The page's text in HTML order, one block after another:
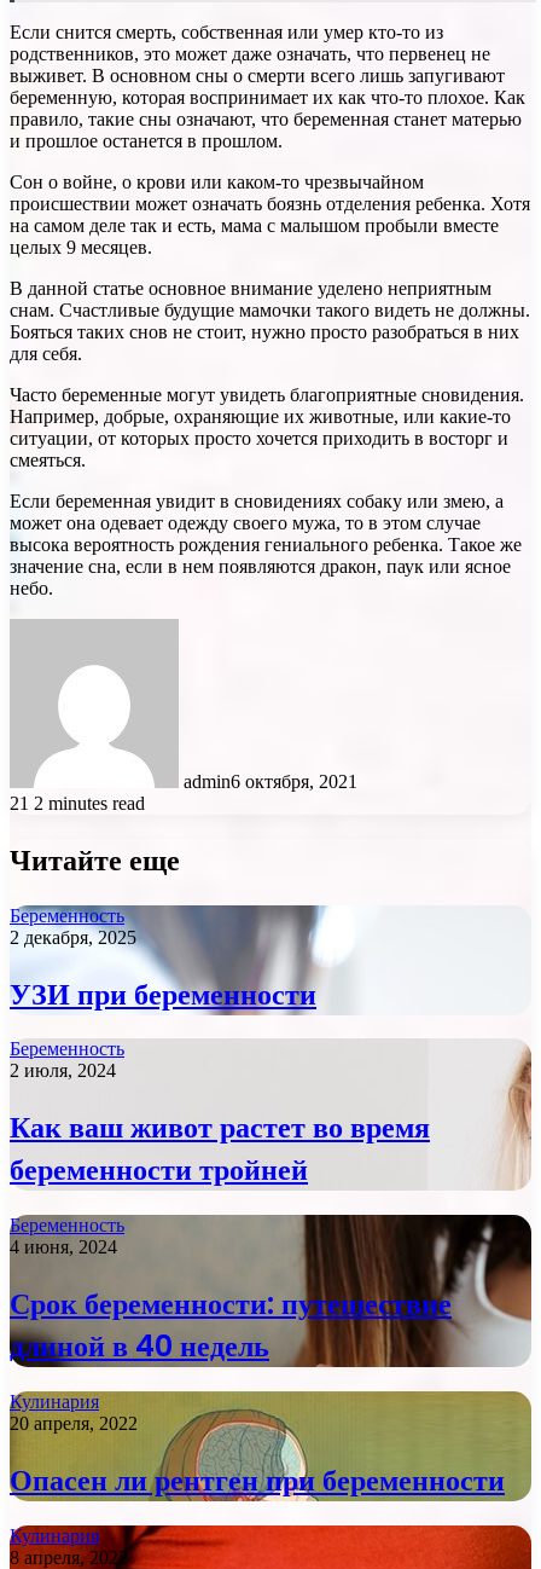
Если снится смерть, собственная или умер кто-то из
родственников, это может даже означать, что первенец не
выживет. В основном сны о смерти всего лишь запугивают
беременную, которая воспринимает их как что-то плохое. Как
правило, такие сны означают, что беременная станет матерью
и прошлое останется в прошлом.
Сон о войне, о крови или каком-то чрезвычайном
происшествии может означать боязнь отделения ребенка. Хотя
на самом деле так и есть, мама с малышом пробыли вместе
целых 9 месяцев.
В данной статье основное внимание уделено неприятным
снам. Счастливые будущие мамочки такого видеть не должны.
Бояться таких снов не стоит, нужно просто разобраться в них
для себя.
Часто беременные могут увидеть благоприятные сновидения.
Например, добрые, охраняющие их животные, или какие-то
ситуации, от которых просто хочется приходить в восторг и
смеяться.
Если беременная увидит в сновидениях собаку или змею, а
может она одевает одежду своего мужа, то в этом случае
высока вероятность рождения гениального ребенка. Такое же
значение сна, если в нем появляются дракон, паук или ясное
небо.
admin6 октября, 2021
21 2 minutes read
Читайте еще
Беременность
2 декабря, 2025
УЗИ при беременности
Беременность
2 июля, 2024
Как ваш живот растет во время
беременности тройней
Беременность
4 июня, 2024
Срок беременности: путешествие
длиной в 40 недель
Кулинария
20 апреля, 2022
Опасен ли рентген при беременности
Кулинария
8 апреля, 2022